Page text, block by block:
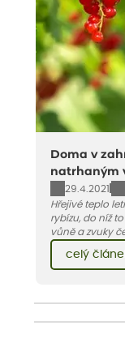
Doma v
natrhaným
29.4.2021
Hřejivé teplo
rybízu, do níž
vůně a zvuky
vnese
dětství při
celý